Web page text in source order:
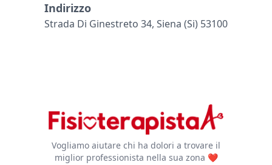
Indirizzo
Strada Di Ginestreto 34, Siena (si) 53100
Vogliamo aiutare chi ha dolori a trovare il
miglior professionista nella sua zona ❤️